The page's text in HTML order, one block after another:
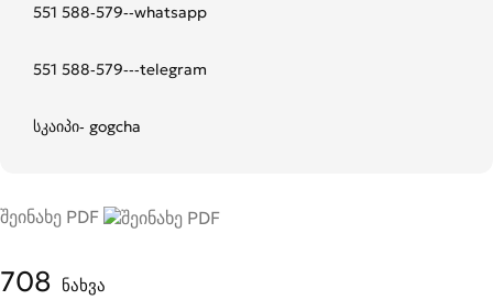
551 588-579--whatsapp
551 588-579---telegram
სკაიპი- gogcha
შეინახე PDF
708 ნახვა